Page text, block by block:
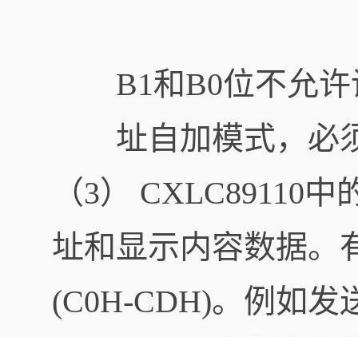
B1和B0位不允
址自加模式，必
（3） CXLC89110
址和显示内容数据。
(C0H-CDH)。例如发